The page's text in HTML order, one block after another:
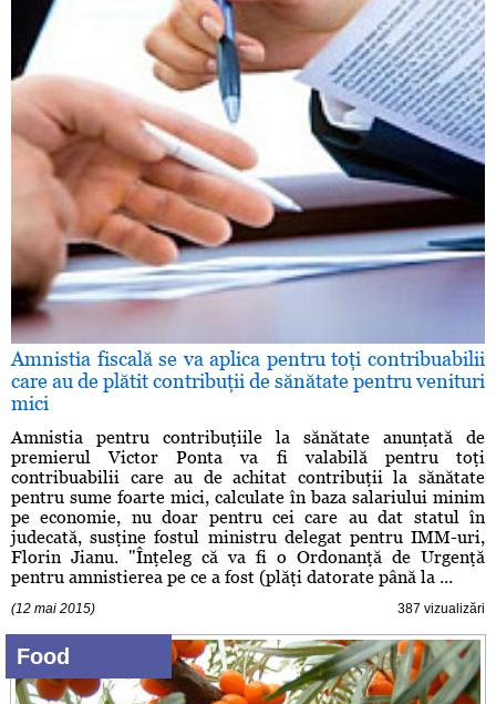
Amnistia fiscală se va aplica pentru toţi contribuabilii
care au de plătit contribuţii de sănătate pentru venituri
mici
Amnistia pentru contribuţiile la sănătate anunţată de
premierul Victor Ponta va fi valabilă pentru toţi
contribuabilii care au de achitat contribuţii la sănătate
pentru sume foarte mici, calculate în baza salariului minim
pe economie, nu doar pentru cei care au dat statul în
judecată, susţine fostul ministru delegat pentru IMM-uri,
Florin Jianu. "Înţeleg că va fi o Ordonanţă de Urgenţă
pentru amnistierea pe ce a fost (plăţi datorate până la ...
(12 mai 2015) 387 vizualizări
Food